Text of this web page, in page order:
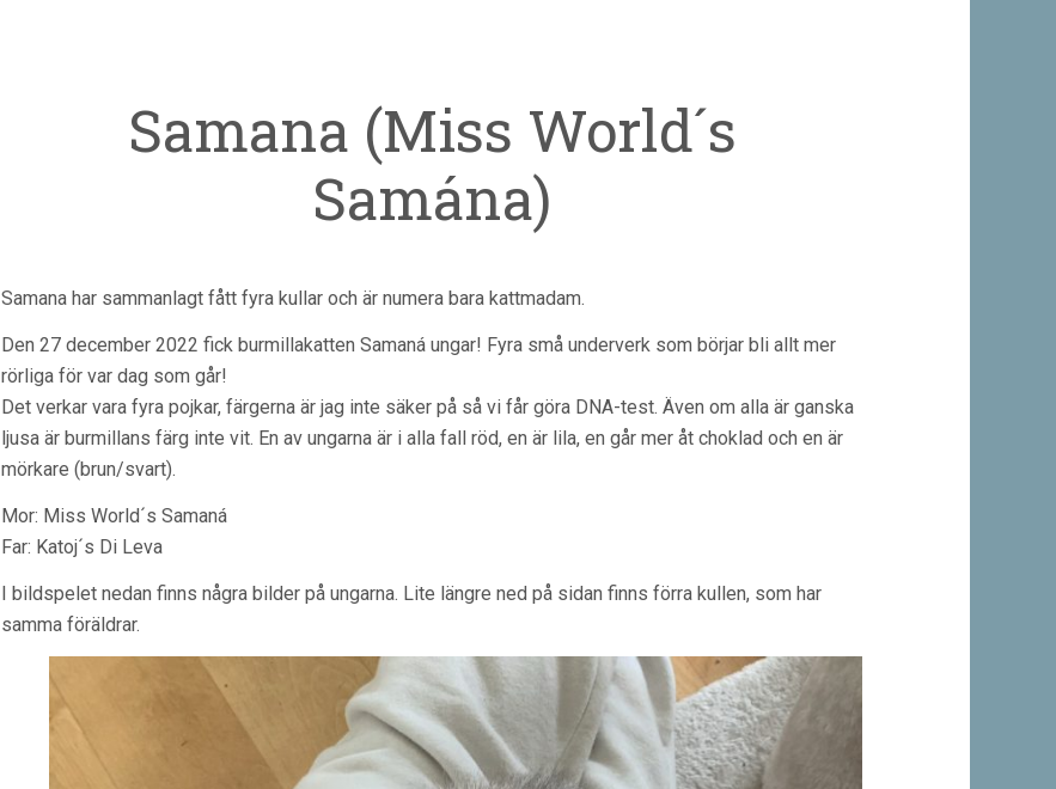
Samana (Miss World´s
Samána)
Samana har sammanlagt fått fyra kullar och är numera bara kattmadam.
Den 27 december 2022 fick burmillakatten Samaná ungar! Fyra små underverk som börjar bli allt mer
rörliga för var dag som går!
Det verkar vara fyra pojkar, färgerna är jag inte säker på så vi får göra DNA-test. Även om alla är ganska
ljusa är burmillans färg inte vit. En av ungarna är i alla fall röd, en är lila, en går mer åt choklad och en är
mörkare (brun/svart).
Mor: Miss World´s Samaná
Far: Katoj´s Di Leva
I bildspelet nedan finns några bilder på ungarna. Lite längre ned på sidan finns förra kullen, som har
samma föräldrar.